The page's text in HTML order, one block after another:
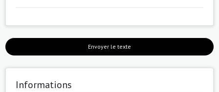
Envoyer le texte
Informations